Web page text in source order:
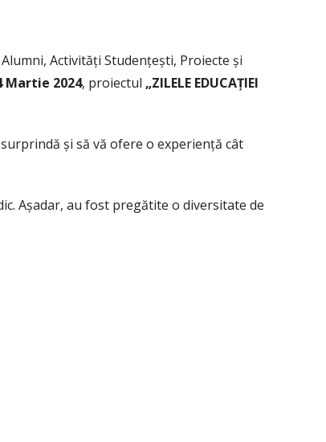
Activități Studențești, Proiecte și
Martie 2024, proiectul „ZILELE EDUCAȚIEI
și să vă ofere o experiență cât
Așadar, au fost pregătite o diversitate de